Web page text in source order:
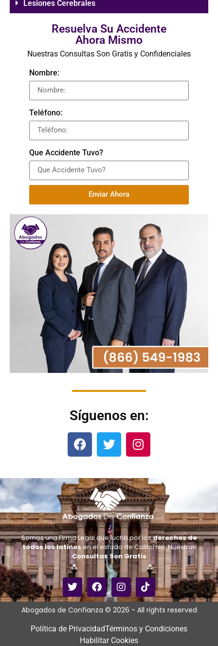
Lesiones Cerebrales
Resuelva Su Accidente
Ahora Mismo
Nuestras Consultas Son Gratis y Confidenciales
Nombre:
Teléfono:
Que Accidente Tuvo?
Enviar Ahora
Síguenos en:
Somos una Firma Legal que lucha por losderechos de
todos los latinosen el estado de California. Nuestras
Consultas Son Gratis
Abogados de Confianza © 2026 - All rights reserved
Política de PrivacidadTérminos y Condiciones
Habilitar Cookies